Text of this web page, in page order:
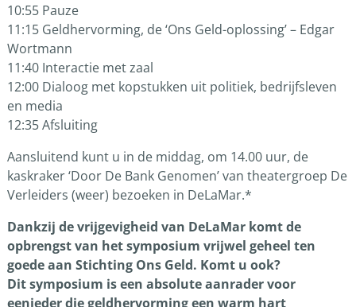
10:55 Pauze
11:15 Geldhervorming, de ‘Ons Geld-oplossing’ – Edgar
Wortmann
11:40 Interactie met zaal
12:00 Dialoog met kopstukken uit politiek, bedrijfsleven
en media
12:35 Afsluiting
Aansluitend kunt u in de middag, om 14.00 uur, de
kaskraker ‘Door De Bank Genomen’ van theatergroep De
Verleiders (weer) bezoeken in DeLaMar.*
Dankzij de vrijgevigheid van DeLaMar komt de
opbrengst van het symposium vrijwel geheel ten
goede aan Stichting Ons Geld. Komt u ook?
Dit symposium is een absolute aanrader voor
eenieder die geldhervorming een warm hart